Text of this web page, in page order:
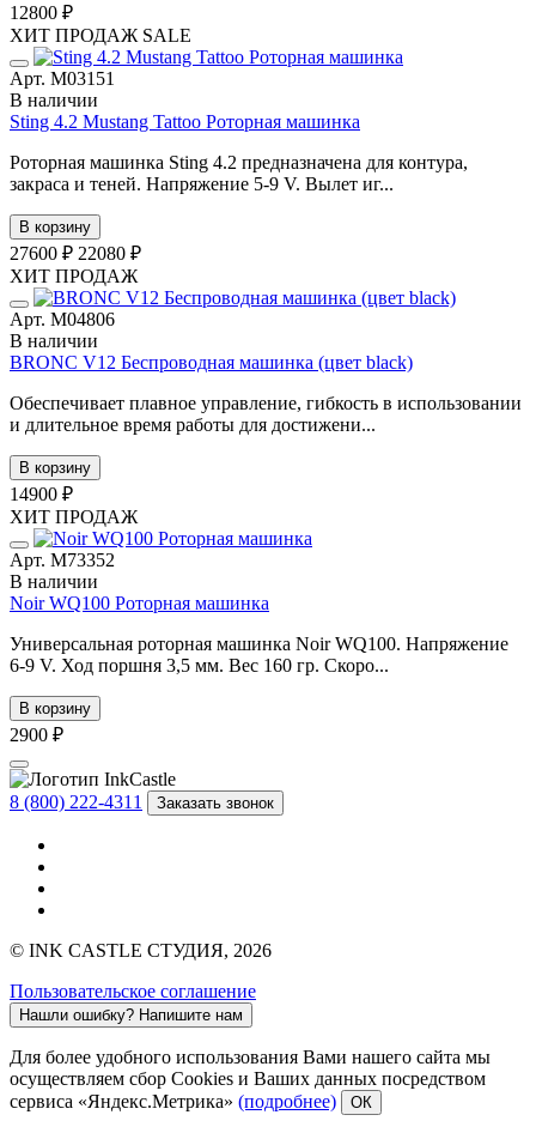
12800 ₽
ХИТ ПРОДАЖ SALE
Арт. М03151
В наличии
Sting 4.2 Mustang Tattoo Роторная машинка
Роторная машинка Sting 4.2 предназначена для контура,
закраса и теней. Напряжение 5-9 V. Вылет иг...
В корзину
27600 ₽ 22080 ₽
ХИТ ПРОДАЖ
Арт. М04806
В наличии
BRONC V12 Беспроводная машинка (цвет black)
Обеспечивает плавное управление, гибкость в использовании
и длительное время работы для достижени...
В корзину
14900 ₽
ХИТ ПРОДАЖ
Арт. М73352
В наличии
Noir WQ100 Роторная машинка
Универсальная роторная машинка Noir WQ100. Напряжение
6-9 V. Ход поршня 3,5 мм. Вес 160 гр. Скоро...
В корзину
2900 ₽
8 (800) 222-4311 Заказать звонок
© INK CASTLE СТУДИЯ, 2026
Пользовательское соглашение
Нашли ошибку? Напишите нам
Для более удобного использования Вами нашего сайта мы
осуществляем сбор Cookies и Ваших данных посредством
сервиса «Яндекс.Метрика» (подробнее) ОК